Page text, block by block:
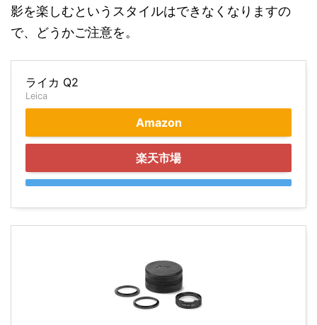
影を楽しむというスタイルはできなくなりますの
で、どうかご注意を。
ライカ Q2
Leica
Amazon
楽天市場